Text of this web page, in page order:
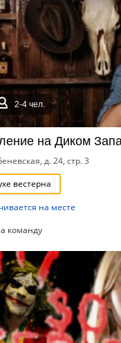
2-4 чел.
на Диком
д. 24, стр. 3
вестерна
на месте
команду